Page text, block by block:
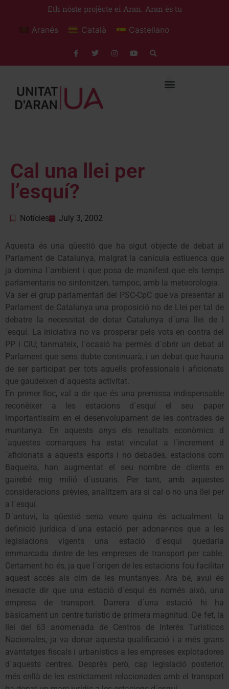
Eth nòste projècte ei Aran. Aran ès tu
Aranés Català Castellano
Cal una llei per
l’esquí?
Notícies July 3, 2002
Aquesta és una qüestió que ha sigut objecte de debat al
Parlament de Catalunya, malgrat la canícula estiuenca que
ja domina l´ambient i que posa de manifest que els temps
parlamentaris no sintonitzen, tampoc, amb la meteorologia.
Va ser el grup parlamentari del PSC-CpC que va presentar al
Parlament de Catalunya una proposició no de Llei per tal de
debatre la necessitat de dotar Catalunya d´una llei de l
´esquí. La iniciativa no va prosperar pels vots en contra del
PP i CiU; tanmateix, l´ocasió ha permès d´obrir un debat al
Parlament que sens dubte continuarà, i un debat que hauria
de ser participat per tots aquells professionals i aficionats
que gaudeixen d´aquesta activitat.
En primer lloc, val a dir que és una premissa indispensable
reconèixer a les estacions d´esquí el seu paper
importantíssim en el desenvolupament de les contrades de
muntanya. En aquests anys els resultats econòmics d
´aquestes comarques ha estat vinculat a l´increment d
´aficionats a aquests esports i no debades, estacions com
Baqueira, han augmentat el seu nombre de clients en
gairebé mig milió d´usuaris. Per tant, amb aquestes
consideracions prèvies, analitzem ara si cal o no una llei per
a l´esquí.
D´antuvi, la qüestió seria veure quina és actualment la
definició jurídica d´una estació per adonar-nos que a les
legislacions vigents una estació d´esquí quedaria
emmarcada dintre de les empreses de transport per cable.
Certament ho és, ja que l´origen de les estacions fou facilitar
aquest accés als cim de les muntanyes. Ara bé, avui és
inexacte dir que una estació d´esquí és només això, una
empresa de transport. Darrera d´una estació hi ha
bàsicament un centre turístic de primera magnitud. De fet, la
llei del 63 anomenada de Centros de Interés Turísticos
Nacionales, ja va donar aquesta qualificació i a més grans
avantatges fiscals i urbanístics a les empreses explotadores
d´aquests centres. Desprès però, cap legislació posterior,
més enllà de les estrictament relacionades amb el transport